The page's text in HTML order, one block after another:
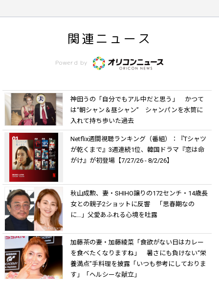
関連ニュース
Powerd by
神田うの「自分でもアル中だと思う」 かつて
は“朝シャン＆昼シャン” シャンパンを水筒に
入れて持ち歩いた過去
Netflix週間視聴ランキング（番組）：『Tシャツ
が乾くまで』3週連続1位、韓国ドラマ『恋は命
がけ』が初登場【7/27/26 - 8/2/26】
秋山成勲、妻・SHIHO譲りの172センチ・14歳長
女との親子2ショットに反響 「思春期なの
に…」父愛あふれる心境を吐露
加藤茶の妻・加藤綾菜「食欲がない日はカレー
を食べたくなりますね」 暑さにも負けない“栄
養満点”手料理を披露「いつも参考にしておりま
す」「ヘルシーな献立」